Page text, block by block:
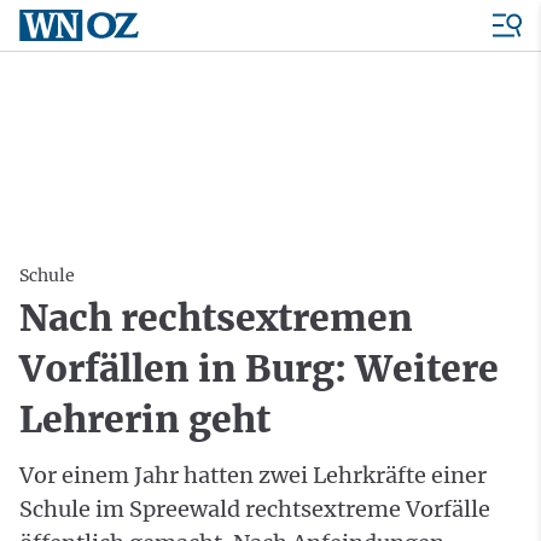
Schule
Nach rechtsextremen
Vorfällen in Burg: Weitere
Lehrerin geht
Vor einem Jahr hatten zwei Lehrkräfte einer
Schule im Spreewald rechtsextreme Vorfälle